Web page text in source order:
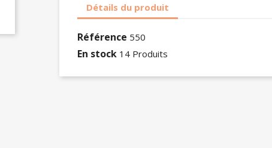
Détails du produit
Référence 550
En stock 14 Produits